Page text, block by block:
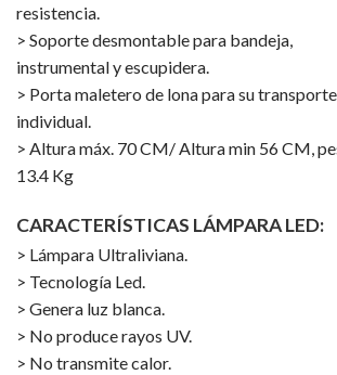
resistencia.
> Soporte desmontable para bandeja,
instrumental y escupidera.
> Porta maletero de lona para su transporte
individual.
> Altura máx. 70 CM/ Altura min 56 CM,
13.4 Kg
CARACTERÍSTICAS LÁMPARA LED:
> Lámpara Ultraliviana.
> Tecnología Led.
> Genera luz blanca.
> No produce rayos UV.
> No transmite calor.